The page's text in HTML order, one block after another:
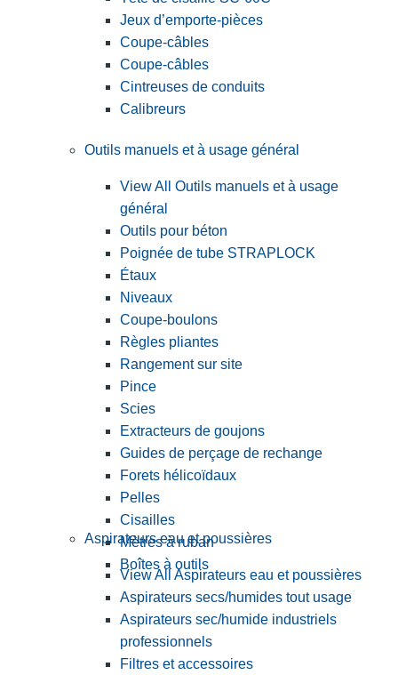
Jeux d’emporte-pièces
Coupe-câbles
Coupe-câbles
Cintreuses de conduits
Calibreurs
Outils manuels et à usage général
View All Outils manuels et à usage
général
Outils pour béton
Poignée de tube STRAPLOCK
Étaux
Niveaux
Coupe-boulons
Règles pliantes
Rangement sur site
Pince
Scies
Extracteurs de goujons
Guides de perçage de rechange
Forets hélicoïdaux
Pelles
Cisailles
Mètres à ruban
Boîtes à outils
Aspirateurs eau et poussières
View All Aspirateurs eau et poussières
Aspirateurs secs/humides tout usage
Aspirateurs sec/humide industriels
professionnels
Filtres et accessoires